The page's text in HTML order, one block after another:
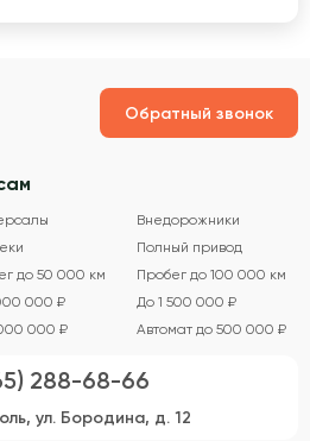
Обратный звонок
Внедорожники
Полный привод
до 50 000 км
Пробег до 100 000 км
000 ₽
До 1 500 000 ₽
000 ₽ Автомат до 500 000 ₽
288-68-66
ул. Бородина, д. 12